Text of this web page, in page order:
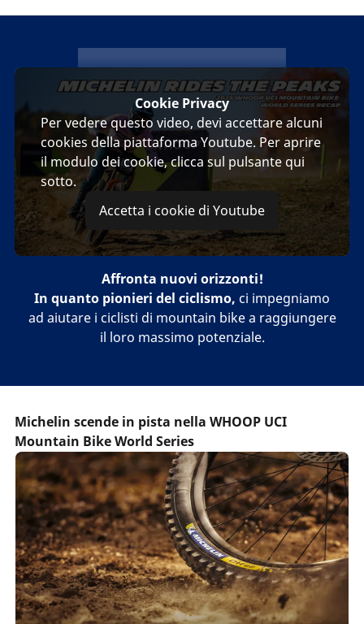
michelin
Cookie Privacy
Per vedere questo video, devi accettare alcuni
cookies della piattaforma Youtube. Per aprire
il modulo dei cookie, clicca sul pulsante qui
sotto.
Accetta i cookie di Youtube
Affronta nuovi orizzonti!
In quanto pionieri del ciclismo, ci impegniamo
ad aiutare i ciclisti di mountain bike a raggiungere
il loro massimo potenziale.
Michelin scende in pista nella WHOOP UCI
Mountain Bike World Series